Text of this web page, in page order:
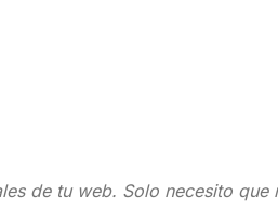
de tu web. Solo necesito que